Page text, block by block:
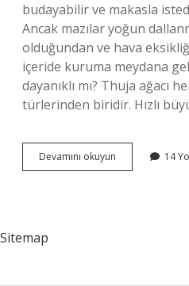
budayabilir ve makasla
Ancak mazılar yoğun
olduğundan ve hava
içeride kuruma meydana
dayanıklı mı? Thuja ağacı
türlerinden biridir. Hızlı
Devamını okuyun
Çok
14
Sitemap